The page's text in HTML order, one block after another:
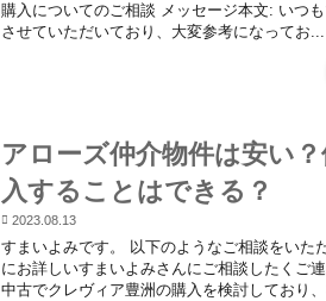
購入についてのご相談 メッセージ本文: いつ
させていただいており、大変参考になってお...
アローズ仲介物件は安い
入することはできる？
2023.08.13
すまいよみです。 以下のようなご相談をいた
にお詳しいすまいよみさんにご相談したくご
中古でクレヴィア豊洲の購入を検討しており